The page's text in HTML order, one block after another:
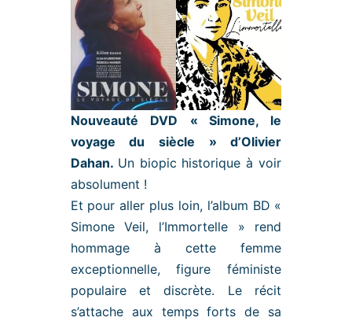
Nouveauté DVD
« Simone, le
voyage du siècle » d’Olivier
Dahan. Un biopic historique à voir
absolument !
Et pour aller plus loin, l’album BD «
Simone Veil, l’Immortelle » rend
hommage à cette femme
exceptionnelle, figure féministe
populaire et discrète. Le récit
s’attache aux temps forts de sa